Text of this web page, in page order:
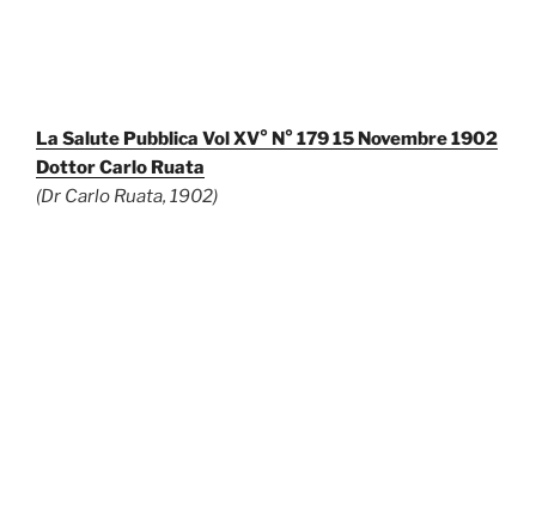
La Salute Pubblica Vol XV° N° 179 15 Novembre 1902
Dottor Carlo Ruata
(Dr Carlo Ruata, 1902)